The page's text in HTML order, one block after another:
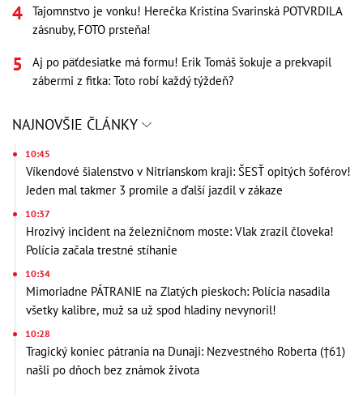
Tajomnstvo je vonku! Herečka Kristína Svarinská POTVRDILA
zásnuby, FOTO prsteňa!
Aj po päťdesiatke má formu! Erik Tomáš šokuje a prekvapil
zábermi z fitka: Toto robí každý týždeň?
NAJNOVŠIE ČLÁNKY
10:45
Víkendové šialenstvo v Nitrianskom kraji: ŠESŤ opitých šoférov!
Jeden mal takmer 3 promile a ďalší jazdil v zákaze
10:37
Hrozivý incident na železničnom moste: Vlak zrazil človeka!
Polícia začala trestné stíhanie
10:34
Mimoriadne PÁTRANIE na Zlatých pieskoch: Polícia nasadila
všetky kalibre, muž sa už spod hladiny nevynoril!
10:28
Tragický koniec pátrania na Dunaji: Nezvestného Roberta (†61)
našli po dňoch bez známok života